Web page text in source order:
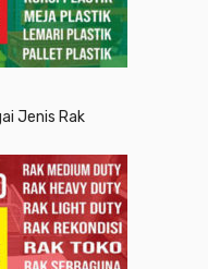
Jenis Rak